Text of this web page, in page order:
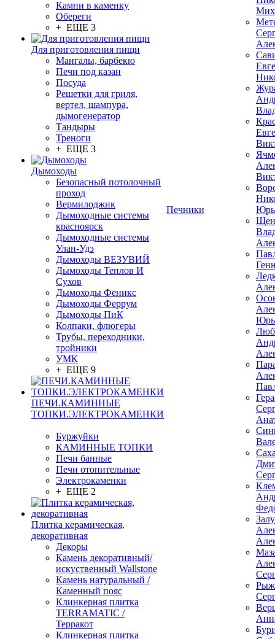
Камни в каменку
Обереги
+ ЕЩЕ 3
Для приготовления пищи
Мангалы, барбекю
Печи под казан
Посуда
Решетки для гриля,
вертел, шампура,
дымогенератор
Тандыры
Треноги
+ ЕЩЕ 3
Дымоходы
Безопасный потолочный
проход
Вермилоджик
Дымоходные системы
красноярск
Дымоходные системы
Улан-Удэ
Дымоходы ВЕЗУВИЙ
Дымоходы Теплов И
Сухов
Дымоходы Феникс
Дымоходы Феррум
Дымоходы ПиК
Колпаки, флюгеры
Трубы, переходники,
тройники
УМК
+ ЕЩЕ 9
ПЕЧИ.КАМИННЫЕ
ТОПКИ.ЭЛЕКТРОКАМЕНКИ
Буржуйки
КАМИННЫЕ ТОПКИ
Печи банные
Печи отопительные
Электрокаменки
+ ЕЩЕ 2
Плитка керамическая,
декоративная
Декоры
Камень декоративный/
искуственный Wallstone
Камень натуральный /
Каменный пояс
Клинкерная плитка
TERRAMATIC /
Терракот
Клинкерная плитка
Печники